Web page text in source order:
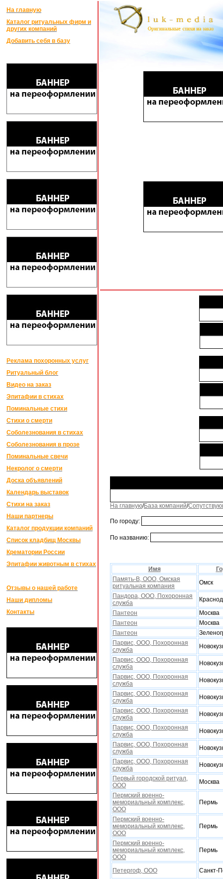
На главную
Каталог ритуальных фирм и
других компаний
Добавить себя в базу
Реклама похоронных услуг
Ритуальный блог
Видео на заказ
Эпитафии в стихах
Поминальные стихи
Стихи о смерти
Соболезнования в стихах
Соболезнования в прозе
Поминальные свечи
Некролог о смерти
Доска объявлений
Календарь выставок
Стихи на заказ
Наши партнеры
Каталог продукции компаний
Список кладбищ Москвы
Крематории России
Эпитафии животным в стихах
Отзывы о нашей работе
Наши дипломы
Контакты
На главную/База компаний/
По городу:
По названию:
Имя
Память-В, ООО, Омская
ритуальная компания
Омск
Пандора, ООО, Похоронная
служба
Пантеон
Москва
Пантеон
Москва
Пантеон
Парвис, ООО, Поxоронная
служба
Парвис, ООО, Поxоронная
служба
Парвис, ООО, Поxоронная
служба
Парвис, ООО, Поxоронная
служба
Парвис, ООО, Поxоронная
служба
Парвис, ООО, Поxоронная
служба
Парвис, ООО, Поxоронная
служба
Парвис, ООО, Поxоронная
служба
Первый городской ритуал,
ООО
Москва
Пермский военно-
мемориальный комплекс,
ООО
Пермь
Пермский военно-
мемориальный комплекс,
ООО
Пермь
Пермский военно-
мемориальный комплекс,
ООО
Пермь
Петергоф, ООО
Санкт-